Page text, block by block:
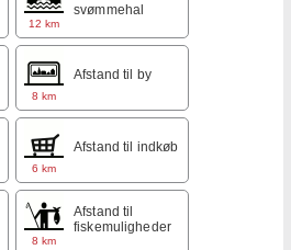
12 km
svømmehal
8 km
Afstand til by
6 km
Afstand til indkøb
8 km
Afstand til
fiskemuligheder